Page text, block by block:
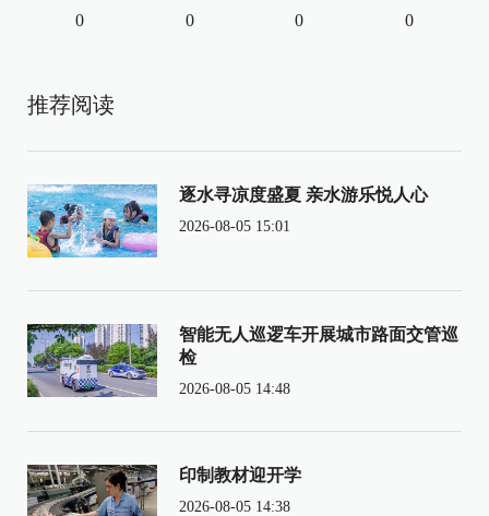
0 0 0 0
推荐阅读
逐水寻凉度盛夏 亲水游乐悦人心
2026-08-05 15:01
智能无人巡逻车开展城市路面交管巡
检
2026-08-05 14:48
印制教材迎开学
2026-08-05 14:38